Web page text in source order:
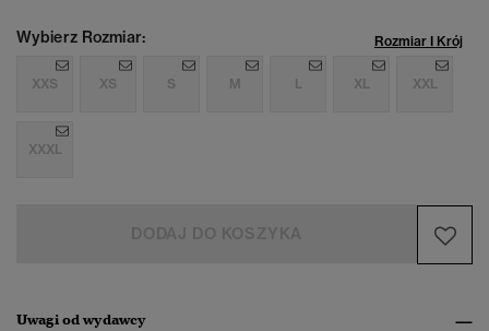
Wybierz Rozmiar: Rozmiar I Krój
XXS XS S M L XL XXL
XXXL
Uwagi od wydawcy